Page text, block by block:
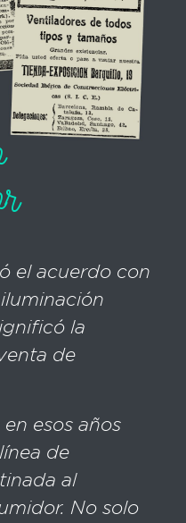
el acuerdo con
la
de
esos años
de
al
No solo